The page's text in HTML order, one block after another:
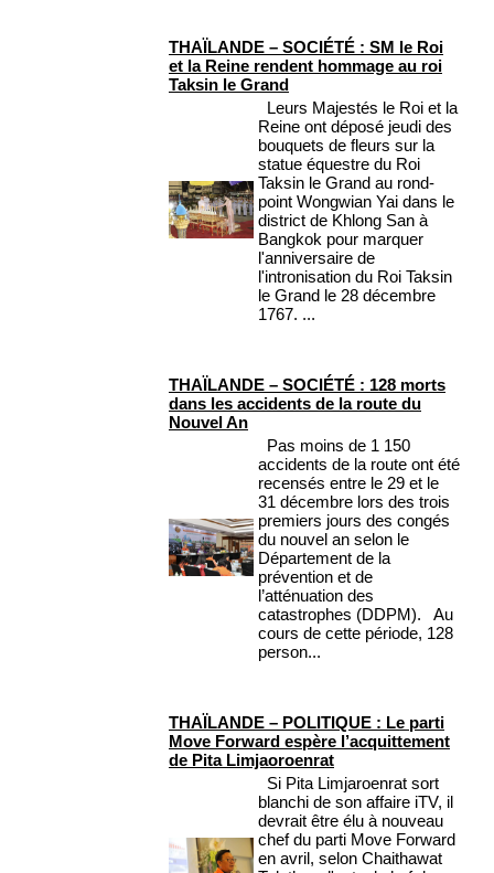
THAÏLANDE – SOCIÉTÉ : SM le Roi
et la Reine rendent hommage au roi
Taksin le Grand
Leurs Majestés le Roi et la
Reine ont déposé jeudi des
bouquets de fleurs sur la
statue équestre du Roi
Taksin le Grand au rond-
point Wongwian Yai dans le
district de Khlong San à
Bangkok pour marquer
l'anniversaire de
l'intronisation du Roi Taksin
le Grand le 28 décembre
1767. ...
THAÏLANDE – SOCIÉTÉ : 128 morts
dans les accidents de la route du
Nouvel An
Pas moins de 1 150
accidents de la route ont été
recensés entre le 29 et le
31 décembre lors des trois
premiers jours des congés
du nouvel an selon le
Département de la
prévention et de
l’atténuation des
catastrophes (DDPM). Au
cours de cette période, 128
person...
THAÏLANDE – POLITIQUE : Le parti
Move Forward espère l’acquittement
de Pita Limjaoroenrat
Si Pita Limjaroenrat sort
blanchi de son affaire iTV, il
devrait être élu à nouveau
chef du parti Move Forward
en avril, selon Chaithawat